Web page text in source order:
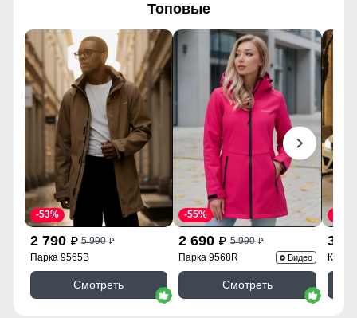
Топовые
2 790 p 5 990p
-53%
Парка 9565B
Смотреть
2 690 p 5 990p
-55%
Парка 9568R Видео
Смотреть
3